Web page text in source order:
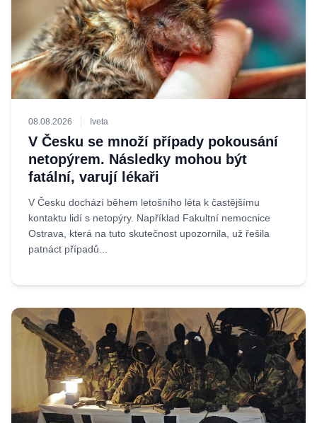
08.08.2026 Iveta
V Česku se množí případy pokousání
netopýrem. Následky mohou být
fatální, varují lékaři
V Česku dochází během letošního léta k častějšímu
kontaktu lidí s netopýry. Například Fakultní nemocnice
Ostrava, která na tuto skutečnost upozornila, už řešila
patnáct případů...